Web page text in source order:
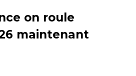
on roule
maintenant